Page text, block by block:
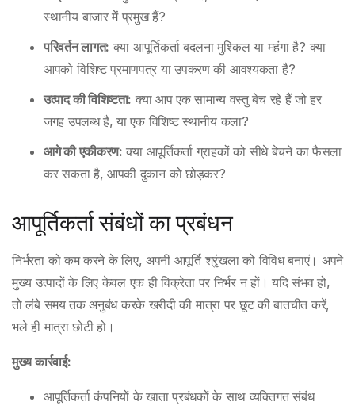
स्थानीय बाजार में प्रमुख हैं?
परिवर्तन लागत: क्या आपूर्तिकर्ता बदलना मुश्किल या महंगा है? क्या
आपको विशिष्ट प्रमाणपत्र या उपकरण की आवश्यकता है?
उत्पाद की विशिष्टता: क्या आप एक सामान्य वस्तु बेच रहे हैं जो हर
जगह उपलब्ध है, या एक विशिष्ट स्थानीय कला?
आगे की एकीकरण: क्या आपूर्तिकर्ता ग्राहकों को सीधे बेचने का फैसला
कर सकता है, आपकी दुकान को छोड़कर?
आपूर्तिकर्ता संबंधों का प्रबंधन
निर्भरता को कम करने के लिए, अपनी आपूर्ति श्रृंखला को विविध बनाएं। अपने
मुख्य उत्पादों के लिए केवल एक ही विक्रेता पर निर्भर न हों। यदि संभव हो,
तो लंबे समय तक अनुबंध करके खरीदी की मात्रा पर छूट की बातचीत करें,
भले ही मात्रा छोटी हो।
मुख्य कार्रवाई:
आपूर्तिकर्ता कंपनियों के खाता प्रबंधकों के साथ व्यक्तिगत संबंध